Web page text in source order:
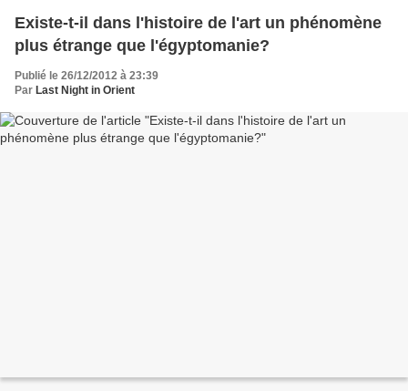
Existe-t-il dans l'histoire de l'art un phénomène
plus étrange que l'égyptomanie?
Publié le 26/12/2012 à 23:39
Par Last Night in Orient